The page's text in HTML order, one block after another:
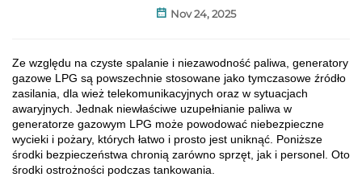
Nov 24, 2025
Ze względu na czyste spalanie i niezawodność paliwa, generatory
gazowe LPG są powszechnie stosowane jako tymczasowe źródło
zasilania, dla wież telekomunikacyjnych oraz w sytuacjach
awaryjnych. Jednak niewłaściwe uzupełnianie paliwa w
generatorze gazowym LPG może powodować niebezpieczne
wycieki i pożary, których łatwo i prosto jest uniknąć. Poniższe
środki bezpieczeństwa chronią zarówno sprzęt, jak i personel. Oto
środki ostrożności podczas tankowania.